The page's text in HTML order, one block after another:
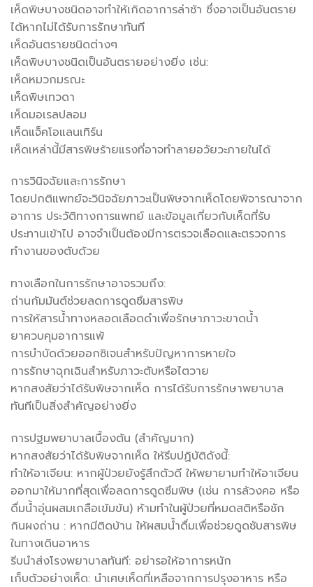
เห็ดพิษบางชนิดอาจทำให้เกิดอาการล่าช้า ซึ่งอาจเป็นอันตราย
ได้หากไม่ได้รับการรักษาทันที
เห็ดอันตรายชนิดต่างๆ
เห็ดพิษบางชนิดเป็นอันตรายอย่างยิ่ง เช่น:
เห็ดหมวกมรณะ
เห็ดพิษเทวดา
เห็ดมอเรลปลอม
เห็ดแจ็คโอแลนเทิร์น
เห็ดเหล่านี้มีสารพิษร้ายแรงที่อาจทำลายอวัยวะภายในได้
การวินิจฉัยและการรักษา
โดยปกติแพทย์จะวินิจฉัยภาวะเป็นพิษจากเห็ดโดยพิจารณาจาก
อาการ ประวัติทางการแพทย์ และข้อมูลเกี่ยวกับเห็ดที่รับ
ประทานเข้าไป อาจจำเป็นต้องมีการตรวจเลือดและตรวจการ
ทำงานของตับด้วย
ทางเลือกในการรักษาอาจรวมถึง:
ถ่านกัมมันต์ช่วยลดการดูดซึมสารพิษ
การให้สารน้ำทางหลอดเลือดดำเพื่อรักษาภาวะขาดน้ำ
ยาควบคุมอาการแพ้
การบำบัดด้วยออกซิเจนสำหรับปัญหาการหายใจ
การรักษาฉุกเฉินสำหรับภาวะตับหรือไตวาย
หากสงสัยว่าได้รับพิษจากเห็ด การได้รับการรักษาพยาบาล
ทันทีเป็นสิ่งสำคัญอย่างยิ่ง
การปฐมพยาบาลเบื้องต้น (สำคัญมาก)
หากสงสัยว่าได้รับพิษจากเห็ด ให้รีบปฏิบัติดังนี้:
ทำให้อาเจียน: หากผู้ป่วยยังรู้สึกตัวดี ให้พยายามทำให้อาเจียน
ออกมาให้มากที่สุดเพื่อลดการดูดซึมพิษ (เช่น การล้วงคอ หรือ
ดื่มน้ำอุ่นผสมเกลือเข้มข้น) ห้ามทำในผู้ป่วยที่หมดสติหรือชัก
กินผงถ่าน : หากมีติดบ้าน ให้ผสมน้ำดื่มเพื่อช่วยดูดซับสารพิษ
ในทางเดินอาหาร
รีบนำส่งโรงพยาบาลทันที: อย่ารอให้อาการหนัก
เก็บตัวอย่างเห็ด: นำเศษเห็ดที่เหลือจากการปรุงอาหาร หรือ